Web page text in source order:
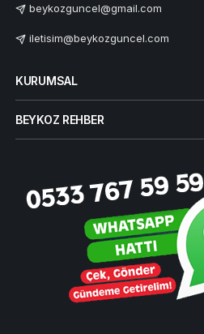
beykozguncel@gmail.com
iletisim@beykozguncel.com
KURUMSAL
BEYKOZ REHBER